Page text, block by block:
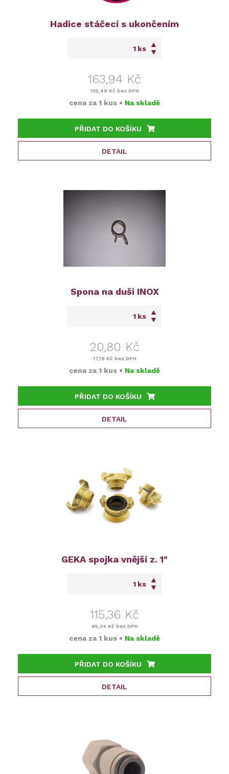
Hadice stáčecí s ukončením
ks
163,94 Kč
135,49 Kč bez DPH
cena za 1 kus • Na skladě
PŘIDAT DO KOŠÍKU
DETAIL
Spona na duši INOX
ks
20,80 Kč
17,19 Kč bez DPH
cena za 1 kus • Na skladě
PŘIDAT DO KOŠÍKU
DETAIL
GEKA spojka vnější z. 1"
ks
115,36 Kč
95,34 Kč bez DPH
cena za 1 kus • Na skladě
PŘIDAT DO KOŠÍKU
DETAIL